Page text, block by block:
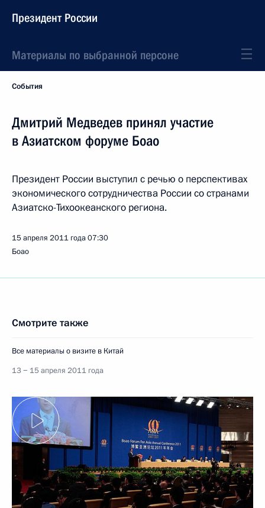
Президент России
Материалы по выбранной персоне
События
Дмитрий Медведев принял участие
в Азиатском форуме Боао
Президент России выступил с речью о перспективах
экономического сотрудничества России со странами
Азиатско-Тихоокеанского региона.
15 апреля 2011 года07:30
Боао
Смотрите также
Все материалы о визите в Китай
13 − 15 апреля 2011 года